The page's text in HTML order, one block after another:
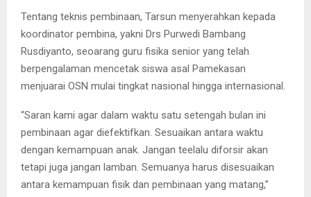
Tentang teknis pembinaan, Tarsun menyerahkan kepada
koordinator pembina, yakni Drs Purwedi Bambang
Rusdiyanto, seoarang guru fisika senior yang telah
berpengalaman mencetak siswa asal Pamekasan
menjuarai OSN mulai tingkat nasional hingga internasional.
“Saran kami agar dalam waktu satu setengah bulan ini
pembinaan agar diefektifkan. Sesuaikan antara waktu
dengan kemampuan anak. Jangan teelalu diforsir akan
tetapi juga jangan lamban. Semuanya harus disesuaikan
antara kemampuan fisik dan pembinaan yang matang,”